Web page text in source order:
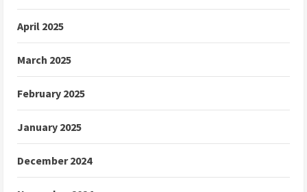
April 2025
March 2025
February 2025
January 2025
December 2024